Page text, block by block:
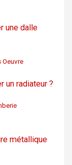
une dalle
Oeuvre
un radiateur ?
métallique